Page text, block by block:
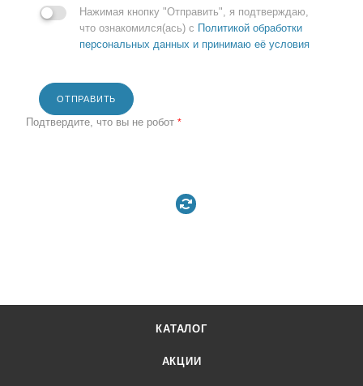
Нажимая кнопку "Отправить", я подтверждаю,
что ознакомился(ась) с Политикой обработки
персональных данных и принимаю её условия
ОТПРАВИТЬ
Подтвердите, что вы не робот *
КАТАЛОГ
АКЦИИ